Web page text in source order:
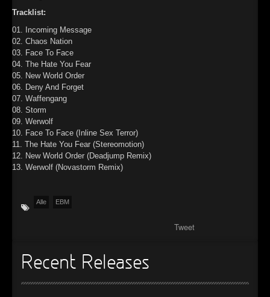
Tracklist:
01. Incoming Message
02. Chaos Nation
03. Face To Face
04. The Hate You Fear
05. New World Order
06. Deny And Forget
07. Waffengang
08. Storm
09. Werwolf
10. Face To Face (Inline Sex Terror)
11. The Hate You Fear (Stereomotion)
12. New World Order (Deadjump Remix)
13. Werwolf (Novastorm Remix)
Alle EBM
Tweet
Recent Releases